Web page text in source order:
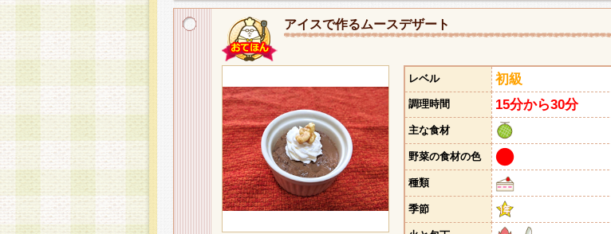
アイスで作るムースデザート
レベル 初級
調理時間 15分から30分
主な食材
野菜の食材の色
種類
季節